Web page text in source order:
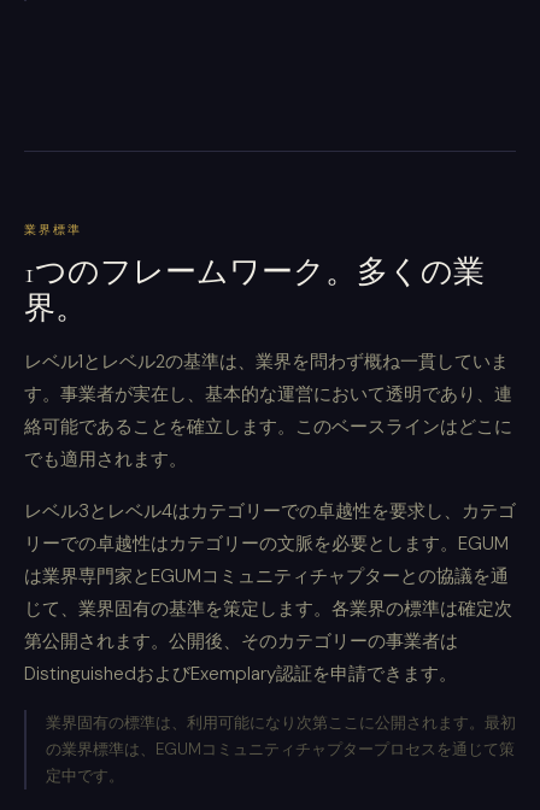
業界標準
1つのフレームワーク。多くの業
界。
レベル1とレベル2の基準は、業界を問わず概ね一貫していま
す。事業者が実在し、基本的な運営において透明であり、連
絡可能であることを確立します。このベースラインはどこに
でも適用されます。
レベル3とレベル4はカテゴリーでの卓越性を要求し、カテゴ
リーでの卓越性はカテゴリーの文脈を必要とします。EGUM
は業界専門家とEGUMコミュニティチャプターとの協議を通
じて、業界固有の基準を策定します。各業界の標準は確定次
第公開されます。公開後、そのカテゴリーの事業者は
DistinguishedおよびExemplary認証を申請できます。
業界固有の標準は、利用可能になり次第ここに公開されます。最初
の業界標準は、EGUMコミュニティチャプタープロセスを通じて策
定中です。